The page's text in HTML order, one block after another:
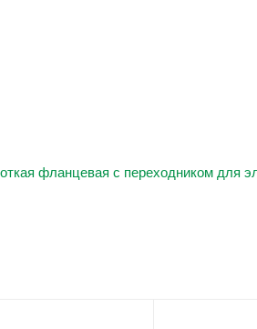
фланцевая с переходником для